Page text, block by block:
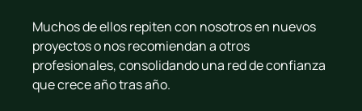
Muchos de ellos repiten con nosotros en nuevos
proyectos o nos recomiendan a otros
profesionales, consolidando una red de confianza
que crece año tras año.